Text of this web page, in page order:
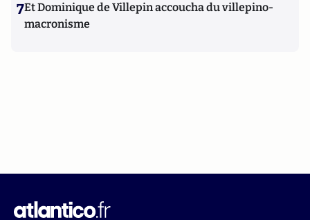
7Et Dominique de Villepin accoucha du villepino-
macronisme